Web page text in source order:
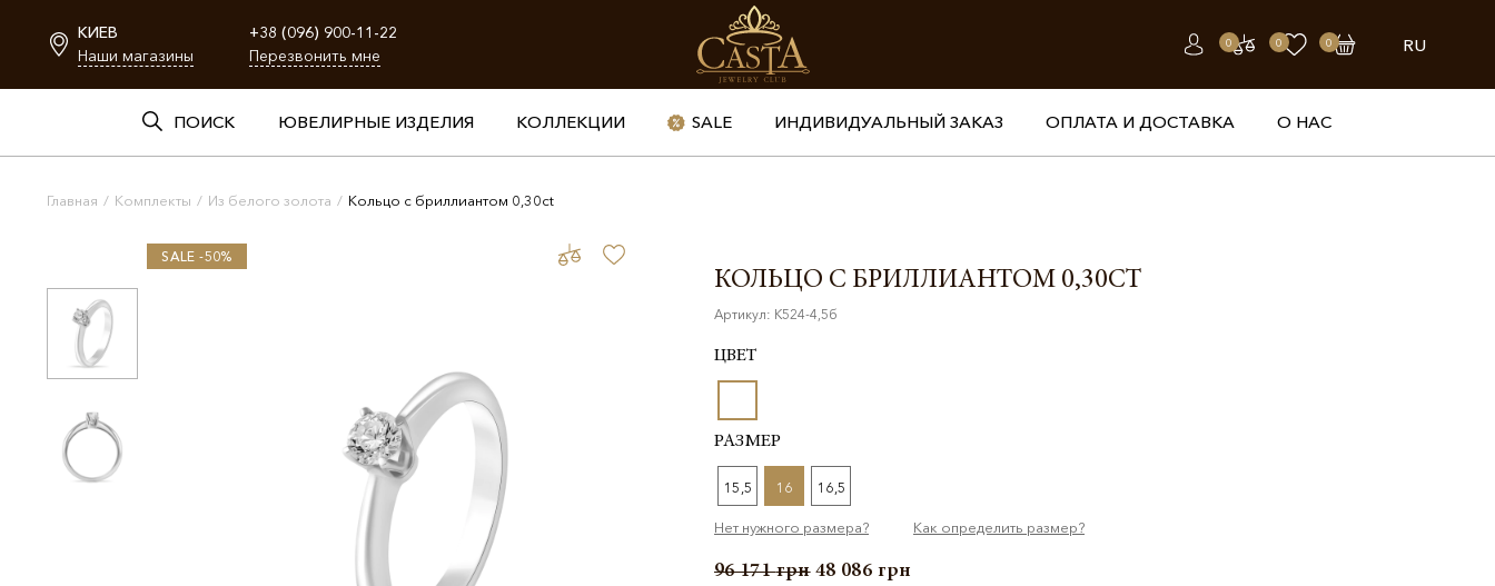
КИЕВ
Наши магазины
+38 (096) 900-11-22
Перезвонить мне
0 0 0 RU
ПОИСК ЮВЕЛИРНЫЕ ИЗДЕЛИЯ КОЛЛЕКЦИИ SALE ИНДИВИДУАЛЬНЫЙ ЗАКАЗ ОПЛАТА И ДОСТАВКА О НАС
Главная / Комплекты / Из белого золота / Кольцо с бриллиантом 0,30ct
SALE -50%
КОЛЬЦО С БРИЛЛИАНТОМ 0,30CT
Артикул: К524-4,5б
ЦВЕТ
РАЗМЕР
15,5 16 16,5
Нет нужного размера? Как определить размер?
96 171грн 48 086 грн